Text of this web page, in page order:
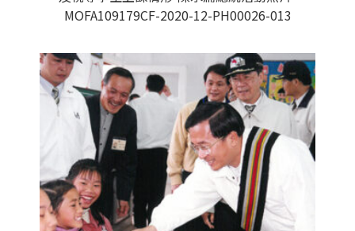
MOFA109179CF-2020-12-PH00026-013